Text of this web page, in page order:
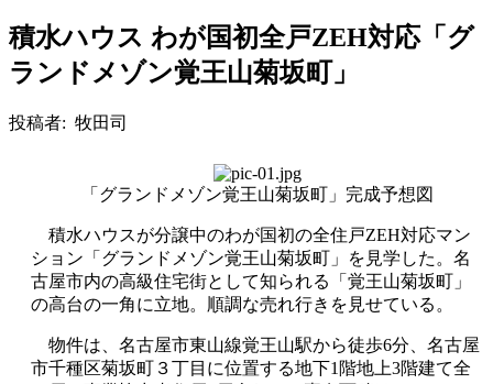
積水ハウス わが国初全戸ZEH対応「グ
ランドメゾン覚王山菊坂町」
投稿者: 牧田司
「グランドメゾン覚王山菊坂町」完成予想図
積水ハウスが分譲中のわが国初の全住戸ZEH対応マン
ション「グランドメゾン覚王山菊坂町」を見学した。名
古屋市内の高級住宅街として知られる「覚王山菊坂町」
の高台の一角に立地。順調な売れ行きを見せている。
物件は、名古屋市東山線覚王山駅から徒歩6分、名古屋
市千種区菊坂町３丁目に位置する地下1階地上3階建て全